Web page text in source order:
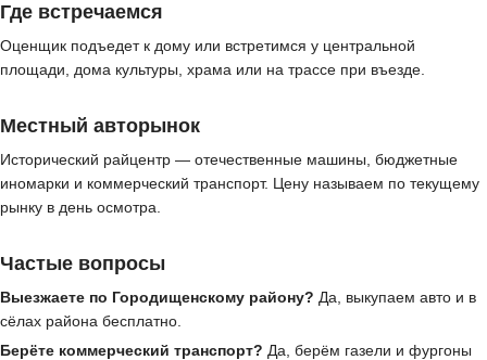
Где встречаемся
Оценщик подъедет к дому или встретимся у центральной
площади, дома культуры, храма или на трассе при въезде.
Местный авторынок
Исторический райцентр — отечественные машины, бюджетные
иномарки и коммерческий транспорт. Цену называем по текущему
рынку в день осмотра.
Частые вопросы
Выезжаете по Городищенскому району? Да, выкупаем авто и в
сёлах района бесплатно.
Берёте коммерческий транспорт? Да, берём газели и фургоны